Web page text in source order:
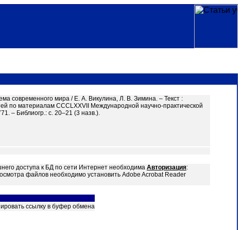
современного мира / Е. А. Викулина, Л. В. Зимина. – Текст :
по материалам CCCLXXVII Международной научно-практической
– Библиогр.: с. 20–21 (3 назв.).
доступа к БД по сети Интернет необходима Авторизация:
файлов необходимо установить Adobe Acrobat Reader